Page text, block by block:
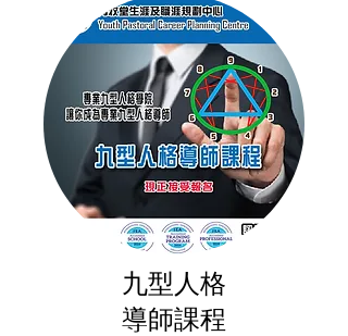
​九型人格
導師課程